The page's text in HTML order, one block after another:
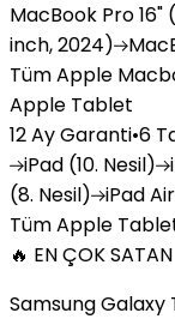
MacBook Pro 16"
inch, 2024)
Tüm Apple
Apple Tablet
12 Ay Garanti•6
iPad (10. Nesil)
(8. Nesil) iPad
Tüm Apple
🔥 EN ÇOK SATAN
Samsung Galaxy